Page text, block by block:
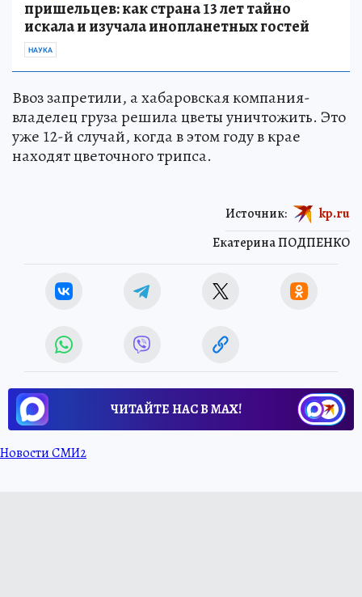
пришельцев: как страна 13 лет тайно
искала и изучала инопланетных гостей
НАУКА
Ввоз запретили, а хабаровская компания-
владелец груза решила цветы уничтожить. Это
уже 12-й случай, когда в этом году в крае
находят цветочного трипса.
Екатерина ПОДПЕНКО
Источник: kp.ru
ЧИТАЙТЕ НАС В МАХ!
Новости СМИ2